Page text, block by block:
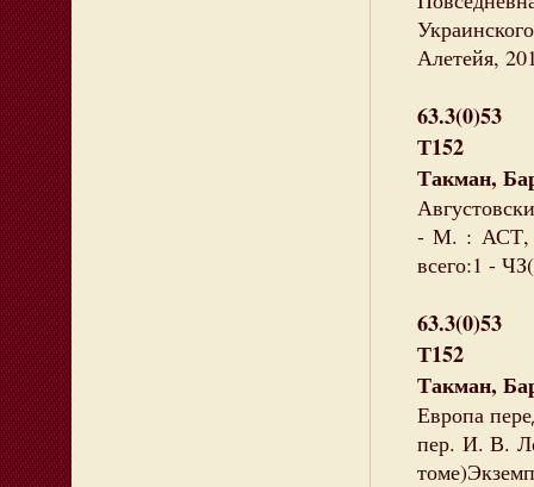
Алетейя,
63.3(0)53
Т152
Такман,
- М. : АСТ,
всего:1 -
63.3(0)53
Т152
Такман,
Европа
пер. И. В.